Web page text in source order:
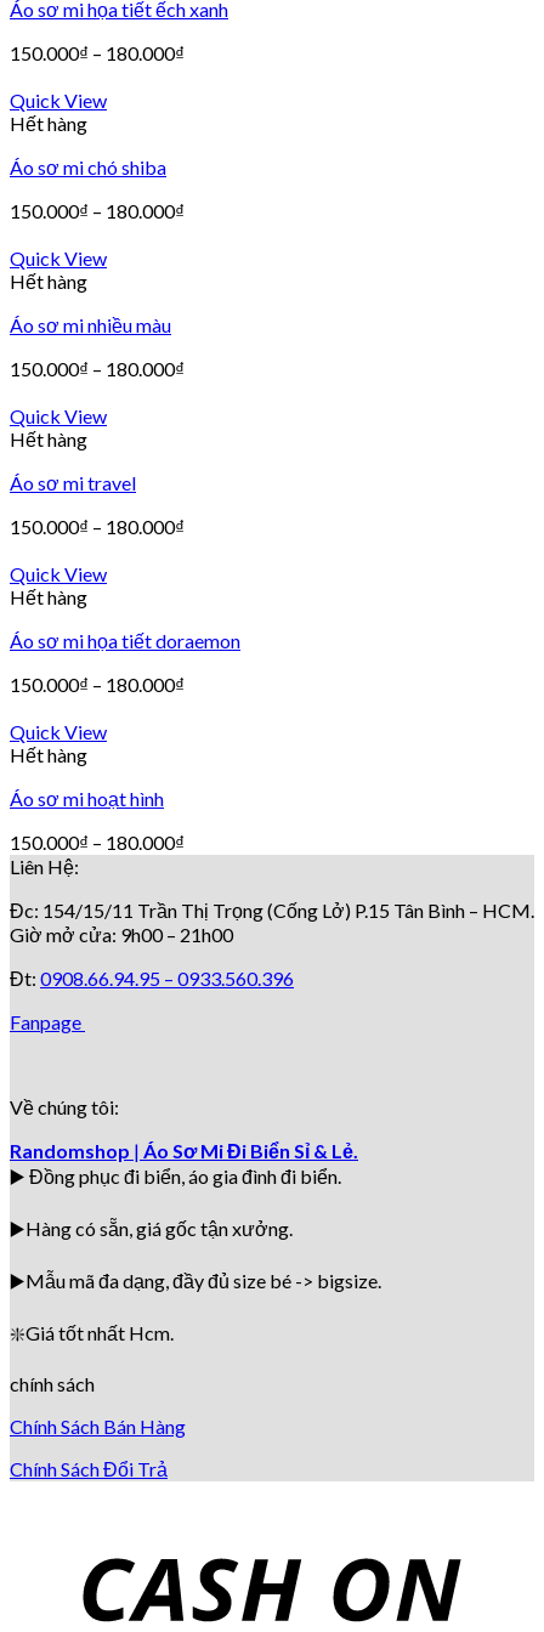
Áo sơ mi họa tiết ếch xanh
150.000₫ – 180.000₫
Quick View
Hết hàng
Áo sơ mi chó shiba
150.000₫ – 180.000₫
Quick View
Hết hàng
Áo sơ mi nhiều màu
150.000₫ – 180.000₫
Quick View
Hết hàng
Áo sơ mi travel
150.000₫ – 180.000₫
Quick View
Hết hàng
Áo sơ mi họa tiết doraemon
150.000₫ – 180.000₫
Quick View
Hết hàng
Áo sơ mi hoạt hình
150.000₫ – 180.000₫
Liên Hệ:
Đc: 154/15/11 Trần Thị Trọng (Cống Lở) P.15 Tân Bình – HCM.
Giờ mở cửa: 9h00 – 21h00
Đt: 0908.66.94.95 – 0933.560.396
Fanpage
Về chúng tôi:
Randomshop | Áo Sơ Mi Đi Biển Sỉ & Lẻ.
▶️ Đồng phục đi biển , áo gia đình đi biển.
▶️Hàng có sẵn, giá gốc tận xưởng.
▶️Mẫu mã đa dạng, đầy đủ size bé -> bigsize.
❇️Giá tốt nhất Hcm.
chính sách
Chính Sách Bán Hàng
Chính Sách Đổi Trả